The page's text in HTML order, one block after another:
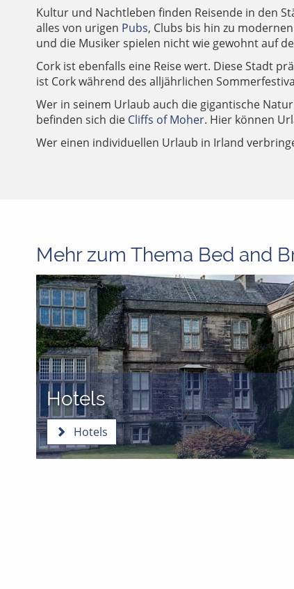
Kultur und Nachtleben finden Reisende in den
alles von urigen Pubs, Clubs bis hin zu
und die Musiker spielen nicht wie gewohnt auf
Cork ist ebenfalls eine Reise wert. Diese Stadt
ist Cork während des alljährlichen
Wer in seinem Urlaub auch die gigantische
befinden sich die Cliffs of Moher. Hier können
Wer einen individuellen Urlaub in Irland
Mehr zum Thema Bed and
Hotels
Hotels